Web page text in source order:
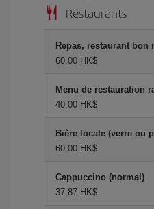
Restaurants
Repas, restaurant bon
60,00 HK$
Menu de restauration
40,00 HK$
Bière locale (verre ou
60,00 HK$
Cappuccino (normal)
37,87 HK$